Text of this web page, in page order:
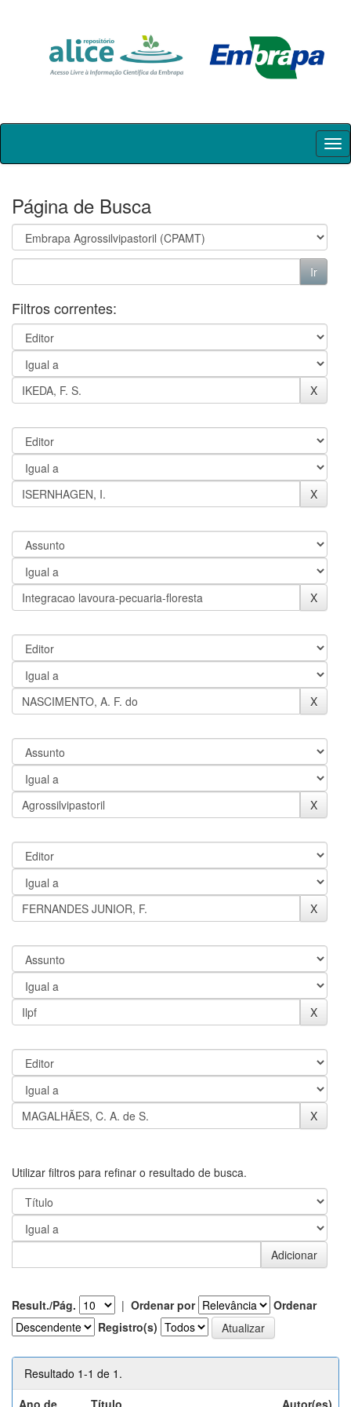
Skip
Página de Busca
Filtros correntes:
Utilizar filtros para refinar o resultado de busca.
Result./Pág. | Ordenar por
Ordenar
Registro(s)
Resultado 1-1 de 1.
Ano de
Título Autor(es)